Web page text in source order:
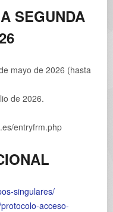
SEGUNDA
mayo de 2026 (hasta
de 2026.
entryfrm.php
singulares/
acceso-